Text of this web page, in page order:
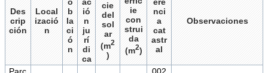
Des
crip
ción
Local
izació
n
b
la
ci
ó
n
ió
n
ju
rí
di
ca
cie
del
sol
ar
(m2
)
ie
con
strui
da
(m2)
nci
a
cat
astr
al
Observaciones
Parc
002